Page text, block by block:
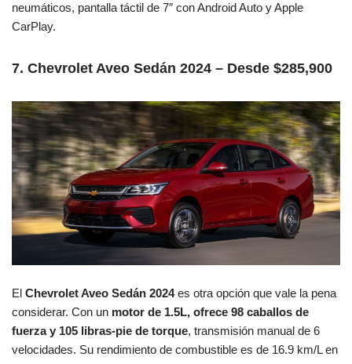
neumáticos, pantalla táctil de 7″ con Android Auto y Apple
CarPlay.
7. Chevrolet Aveo Sedán 2024 – Desde $285,900
El Chevrolet Aveo Sedán 2024es otra opción que vale la pena
considerar. Con un motor de 1.5L, ofrece 98 caballos de
fuerza y 105 libras-pie de torque, transmisión manual de 6
velocidades. Su rendimiento de combustible es de 16.9 km/L en